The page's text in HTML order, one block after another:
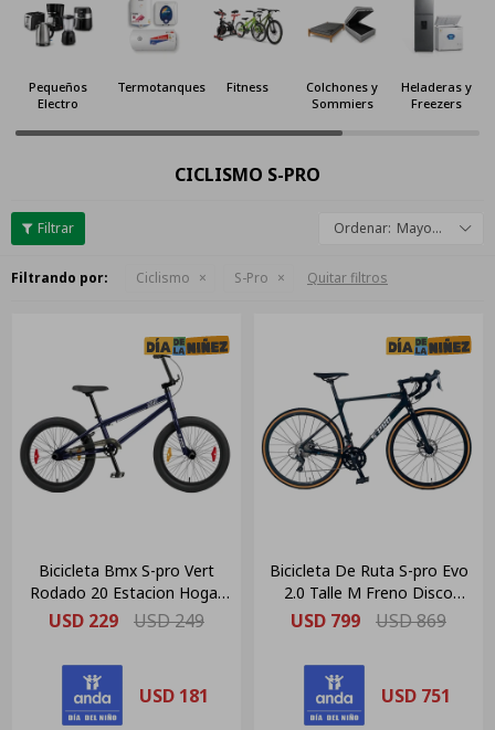
Pequeños
Electro
Termotanques Fitness
Colchones y
Sommiers
Heladeras y
Freezers
CICLISMO S-PRO
Mayor descuento
Filtrando por: Ciclismo S-Pro Quitar filtros
Bicicleta Bmx S-pro Vert
Rodado 20 Estacion Hogar
Color Azul/violeta
USD 229 USD249
USD 181
Bicicleta De Ruta S-pro Evo
2.0 Talle M Freno Disco
Color Gris
USD 799 USD869
USD 751